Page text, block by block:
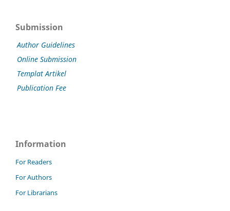
Submission
Author Guidelines
Online Submission
Templat Artikel
Publication Fee
Information
For Readers
For Authors
For Librarians